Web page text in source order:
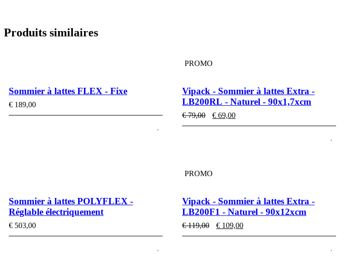
Produits similaires
Sommier à lattes FLEX - Fixe
€ 189,00
PROMO
Vipack - Sommier à lattes Extra -
LB200RL - Naturel - 90x1,7xcm
€79,00
Le
€ 69,00
Sommier à lattes POLYFLEX -
Réglable électriquement
€ 503,00
PROMO
Vipack - Sommier à lattes Extra -
LB200F1 - Naturel - 90x12xcm
€119,00
Le
€ 109,00